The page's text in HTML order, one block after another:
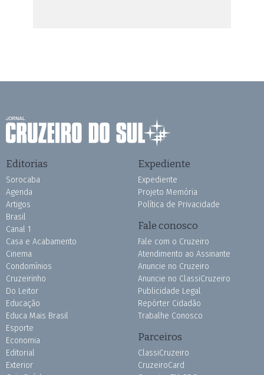
Editorias
Sorocaba
Agenda
Artigos
Brasil
Canal 1
Casa e Acabamento
Cinema
Condomínios
Cruzeirinho
Do Leitor
Educação
Educa Mais Brasil
Esporte
Economia
Editorial
Exterior
Expediente
Expediente
Projeto Memória
Política de Privacidade
Fale conosco
Fale com o Cruzeiro
Atendimento ao Assinante
Anuncie no Cruzeiro
Anuncie no ClassiCruzeiro
Publicidade Legal
Repórter Cidadão
Trabalhe Conosco
Parceiros
ClassiCruzeiro
CruzeiroCard